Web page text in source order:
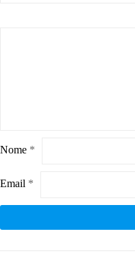
Nome *
Email *